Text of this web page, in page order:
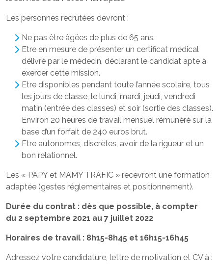
Les personnes recrutées devront :
Ne pas être âgées de plus de 65 ans.
Etre en mesure de présenter un certificat médical
délivré par le médecin, déclarant le candidat apte à
exercer cette mission.
Etre disponibles pendant toute l’année scolaire, tous
les jours de classe, le lundi, mardi, jeudi, vendredi
matin (entrée des classes) et soir (sortie des classes).
Environ 20 heures de travail mensuel rémunéré sur la
base d’un forfait de 240 euros brut.
Etre autonomes, discrètes, avoir de la rigueur et un
bon relationnel.
Les « PAPY et MAMY TRAFIC » recevront une formation
adaptée (gestes réglementaires et positionnement).
Durée du contrat : dès que possible, à compter
du 2 septembre 2021 au 7 juillet 2022
Horaires de travail : 8h15-8h45 et 16h15-16h45
Adressez votre candidature, lettre de motivation et CV à :